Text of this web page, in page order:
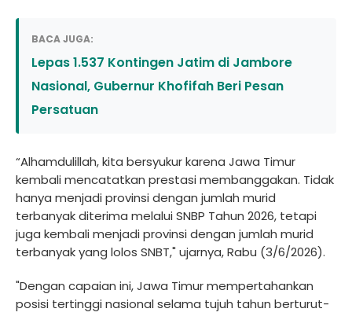
BACA JUGA:
Lepas 1.537 Kontingen Jatim di Jambore
Nasional, Gubernur Khofifah Beri Pesan
Persatuan
“Alhamdulillah, kita bersyukur karena Jawa Timur
kembali mencatatkan prestasi membanggakan. Tidak
hanya menjadi provinsi dengan jumlah murid
terbanyak diterima melalui SNBP Tahun 2026, tetapi
juga kembali menjadi provinsi dengan jumlah murid
terbanyak yang lolos SNBT," ujarnya, Rabu (3/6/2026).
"Dengan capaian ini, Jawa Timur mempertahankan
posisi tertinggi nasional selama tujuh tahun berturut-